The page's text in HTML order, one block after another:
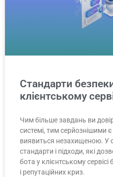
Стандарти
клієнтському
Чим більше завдань ви
системі, тим серйознішими
виявиться незахищеною. У
стандарти і підходи, які
бота у клієнтському
і репутаційних криз.